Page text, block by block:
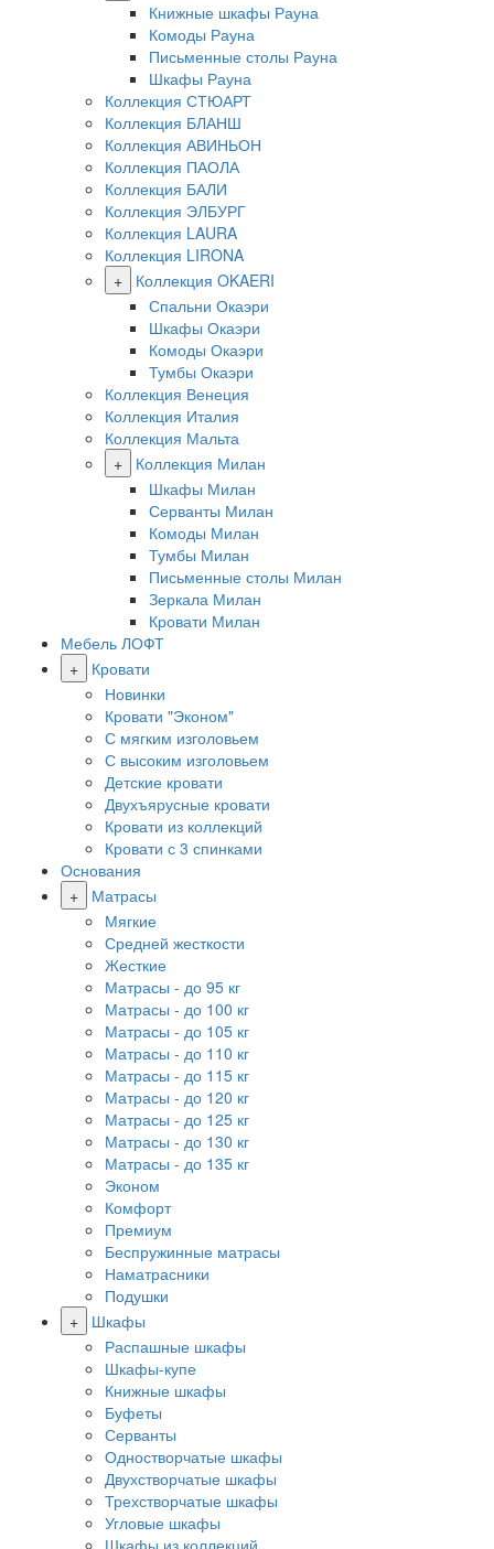
Книжные шкафы Рауна
Комоды Рауна
Письменные столы Рауна
Шкафы Рауна
Коллекция СТЮАРТ
Коллекция БЛАНШ
Коллекция АВИНЬОН
Коллекция ПАОЛА
Коллекция БАЛИ
Коллекция ЭЛБУРГ
Коллекция LAURA
Коллекция LIRONA
+
Коллекция OKAERI
Спальни Окаэри
Шкафы Окаэри
Комоды Окаэри
Тумбы Окаэри
Коллекция Венеция
Коллекция Италия
Коллекция Мальта
+
Коллекция Милан
Шкафы Милан
Серванты Милан
Комоды Милан
Тумбы Милан
Письменные столы Милан
Зеркала Милан
Кровати Милан
Мебель ЛОФТ
+
Кровати
Новинки
Кровати "Эконом"
С мягким изголовьем
С высоким изголовьем
Детские кровати
Двухъярусные кровати
Кровати из коллекций
Кровати с 3 спинками
Основания
+
Матрасы
Мягкие
Средней жесткости
Жесткие
Матрасы - до 95 кг
Матрасы - до 100 кг
Матрасы - до 105 кг
Матрасы - до 110 кг
Матрасы - до 115 кг
Матрасы - до 120 кг
Матрасы - до 125 кг
Матрасы - до 130 кг
Матрасы - до 135 кг
Эконом
Комфорт
Премиум
Беспружинные матрасы
Наматрасники
Подушки
+
Шкафы
Распашные шкафы
Шкафы-купе
Книжные шкафы
Буфеты
Серванты
Одностворчатые шкафы
Двухстворчатые шкафы
Трехстворчатые шкафы
Угловые шкафы
Шкафы из коллекций